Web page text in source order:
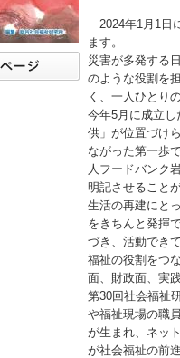
2024年1月1日
ます。
災害が多発する
のような役割を
く、一人ひとり
今年5月に成立
供」が位置づけ
ながった第一歩
人フードバンク
明記させること
生活の再建にと
をきちんと発揮
づき、活動でき
福祉の役割をつ
面、財政面、実
第30回社会福祉
や福祉現場の職
が生まれ、ネッ
が社会福祉の前